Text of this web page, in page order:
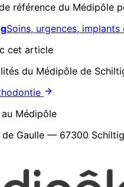
référence du Médipôle
Soins, urgences,
cet article
du Médipôle de
Médipôle
de Gaulle — 67300